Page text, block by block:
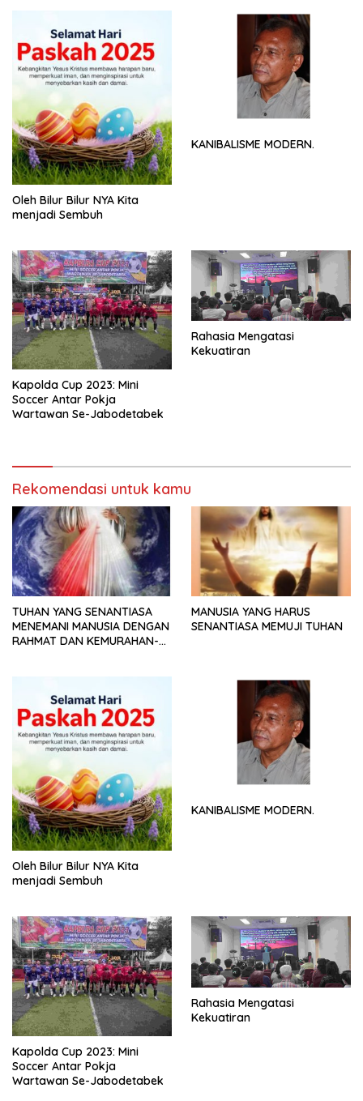
Oleh Bilur Bilur NYA Kita
menjadi Sembuh
KANIBALISME MODERN.
Kapolda Cup 2023: Mini
Soccer Antar Pokja
Wartawan Se-Jabodetabek
Rahasia Mengatasi
Kekuatiran
Rekomendasi untuk kamu
TUHAN YANG SENANTIASA
MENEMANI MANUSIA DENGAN
RAHMAT DAN KEMURAHAN-
MANUSIA YANG HARUS
SENANTIASA MEMUJI TUHAN
Oleh Bilur Bilur NYA Kita
menjadi Sembuh
KANIBALISME MODERN.
Kapolda Cup 2023: Mini
Soccer Antar Pokja
Wartawan Se-Jabodetabek
Rahasia Mengatasi
Kekuatiran